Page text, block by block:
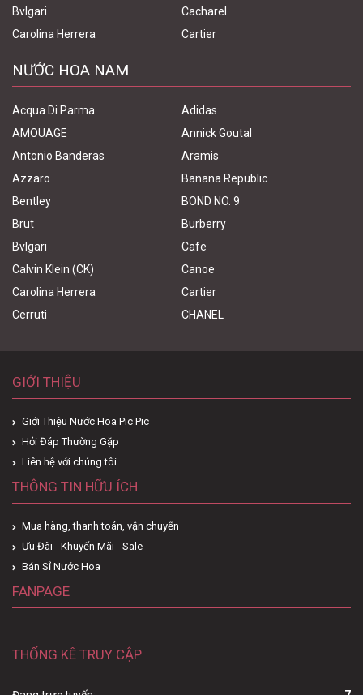
Bvlgari
Cacharel
Carolina Herrera
Cartier
NƯỚC HOA NAM
Acqua Di Parma
Adidas
AMOUAGE
Annick Goutal
Antonio Banderas
Aramis
Azzaro
Banana Republic
Bentley
BOND NO. 9
Brut
Burberry
Bvlgari
Cafe
Calvin Klein (CK)
Canoe
Carolina Herrera
Cartier
Cerruti
CHANEL
GIỚI THIỆU
Giới Thiệu Nước Hoa Pic Pic
Hỏi Đáp Thường Gặp
Liên hệ với chúng tôi
THÔNG TIN HỮU ÍCH
Mua hàng, thanh toán, vận chuyển
Ưu Đãi - Khuyến Mãi - Sale
Bán Sỉ Nước Hoa
FANPAGE
THỐNG KÊ TRUY CẬP